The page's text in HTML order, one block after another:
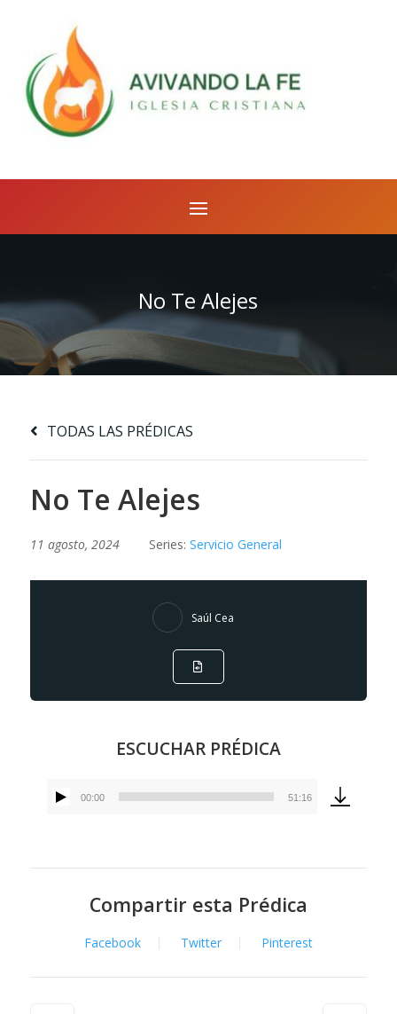
No Te Alejes
TODAS LAS PRÉDICAS
No Te Alejes
11 agosto, 2024 Series: Servicio General
Saúl Cea
ESCUCHAR PRÉDICA
Reproductor
00:00 51:16
Compartir esta Prédica
Facebook Twitter Pinterest